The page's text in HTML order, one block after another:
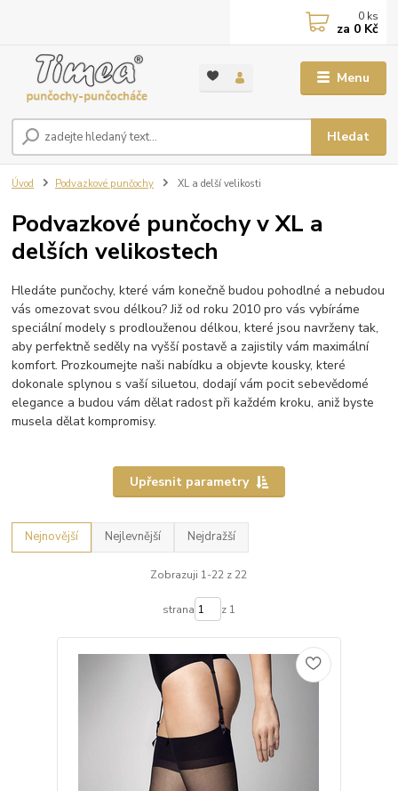
Menu
Hledat
0 ks
za 0 Kč
Úvod Podvazkové punčochy XL a delší velikosti
Podvazkové punčochy v XL a
delších velikostech
Hledáte punčochy, které vám konečně budou pohodlné a nebudou
vás omezovat svou délkou? Již od roku 2010 pro vás vybíráme
speciální modely s prodlouženou délkou, které jsou navrženy tak,
aby perfektně seděly na vyšší postavě a zajistily vám maximální
komfort. Prozkoumejte naši nabídku a objevte kousky, které
dokonale splynou s vaší siluetou, dodají vám pocit sebevědomé
elegance a budou vám dělat radost při každém kroku, aniž byste
musela dělat kompromisy.
Upřesnit parametry
Nejnovější Nejlevnější Nejdražší
Zobrazuji 1-22 z 22
strana z 1